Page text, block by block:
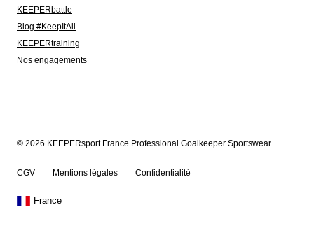
KEEPERbattle
Blog #KeepItAll
KEEPERtraining
Nos engagements
© 2026 KEEPERsport France Professional Goalkeeper Sportswear
CGV Mentions légales Confidentialité
France